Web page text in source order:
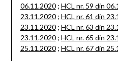
06.11.2020; HCL nr. 59 din
23.11.2020; HCL nr. 61 din
23.11.2020; HCL nr. 63 din
23.11.2020; HCL nr. 65 din
25.11.2020; HCL nr. 67 din